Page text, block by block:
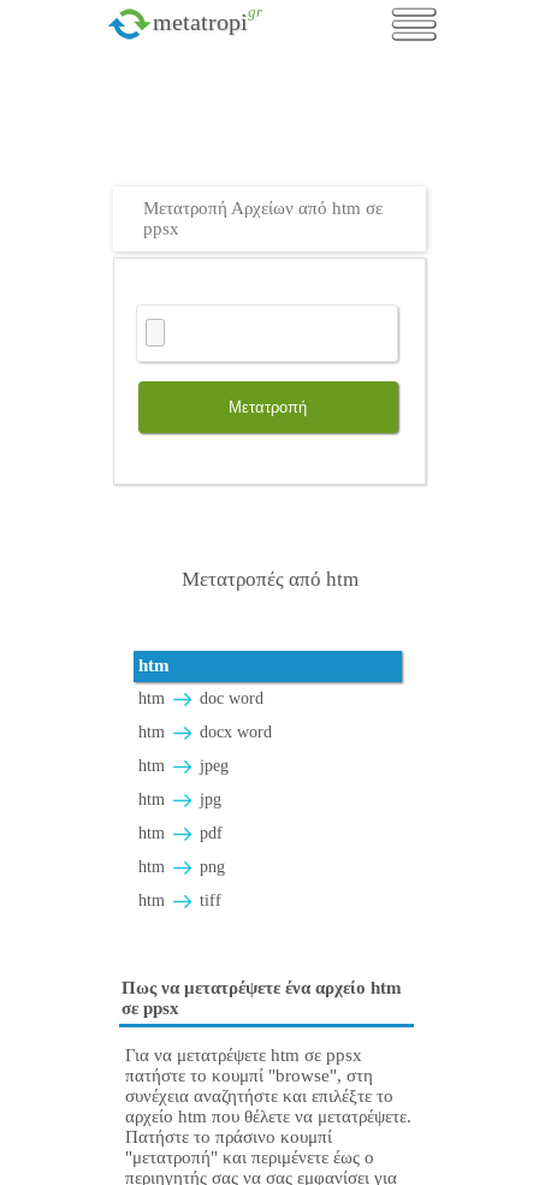
metatropi.gr
Μετατροπή Αρχείων από htm σε
ppsx
Μετατροπή
Μετατροπές από htm
htm
htm
doc word
htm
docx word
htm
jpeg
htm
jpg
htm
pdf
htm
png
htm
tiff
Πως να μετατρέψετε ένα αρχείο htm
σε ppsx
Για να μετατρέψετε htm σε ppsx
πατήστε το κουμπί "browse", στη
συνέχεια αναζητήστε και επιλέξτε το
αρχείο htm που θέλετε να μετατρέψετε.
Πατήστε το πράσινο κουμπί
"μετατροπή" και περιμένετε έως ο
περιηγητής σας να σας εμφανίσει για